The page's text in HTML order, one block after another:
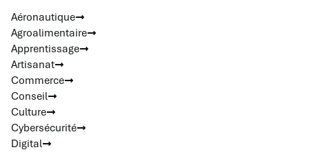
Aéronautique
Agroalimentaire
Apprentissage
Artisanat
Commerce
Conseil
Culture
Cybersécurité
Digital